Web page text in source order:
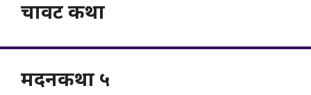
चावट कथा
मदनकथा ५